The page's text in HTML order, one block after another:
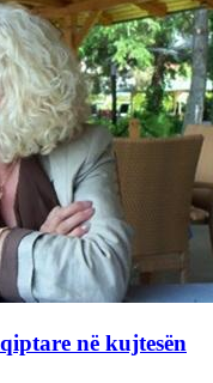
në kujtesën